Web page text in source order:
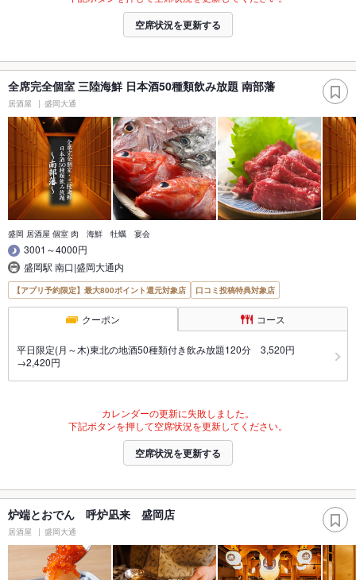
空席状況を更新する
全席完全個室 三陸海鮮 日本酒50種類飲み放題 南部藩
居酒屋 盛岡大通
盛岡 居酒屋 個室 肉 海鮮 牡蠣 宴会
3001～4000円
盛岡駅 南口|盛岡大通内
【アプリ予約限定】最大800ポイント還元対象店 口コミ投稿特典対象店
クーポン コース
平日限定(月～木)東北の地酒50種類付き飲み放題120分 3,520円
→2,420円
カレンダーの更新に失敗しました。
下記ボタンを押して空席状況を更新してください。
空席状況を更新する
炉端とおでん 呼炉凪来 盛岡店
居酒屋 盛岡大通